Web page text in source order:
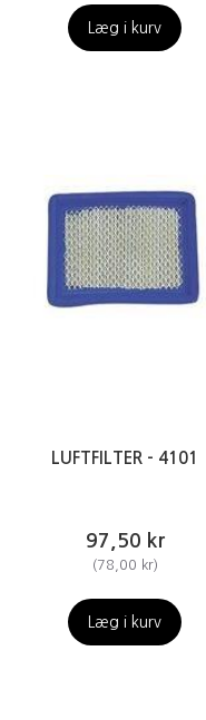
Læg i kurv
LUFTFILTER - 4101
97,50 kr
(78,00 kr)
Læg i kurv